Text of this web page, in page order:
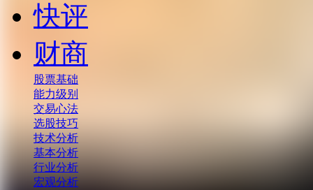
快评
财商
股票基础
能力级别
交易心法
选股技巧
技术分析
基本分析
行业分析
宏观分析